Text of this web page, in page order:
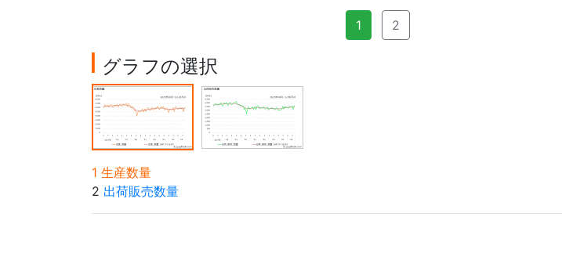
1 2
グラフの選択
1 生産数量
2 出荷販売数量